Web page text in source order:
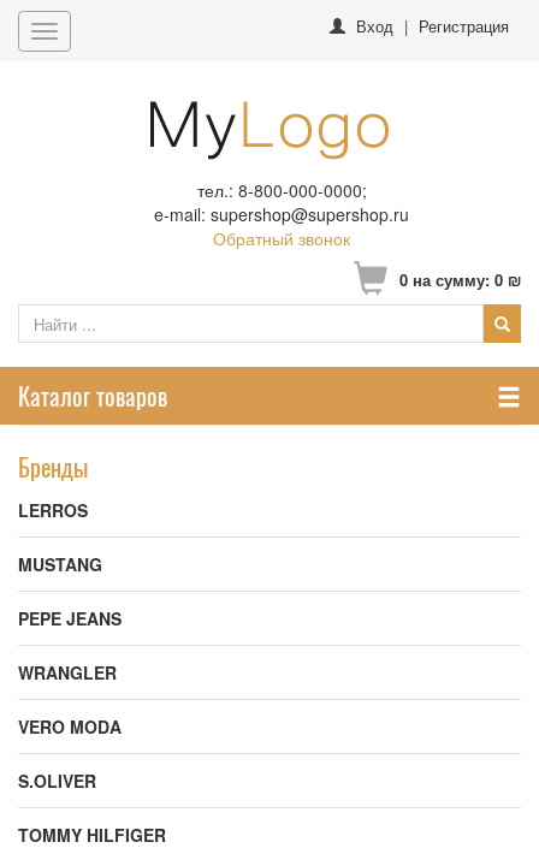
Вход | Регистрация
Toggle
navigation
тел.: 8-800-000-0000;
e-mail: supershop@supershop.ru
Обратный звонок
0 на сумму: 0 ₪
Каталог товаров
Бренды
LERROS
MUSTANG
PEPE JEANS
WRANGLER
VERO MODA
S.OLIVER
TOMMY HILFIGER